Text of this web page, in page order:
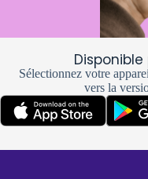
Sélectionnez votre
vers la